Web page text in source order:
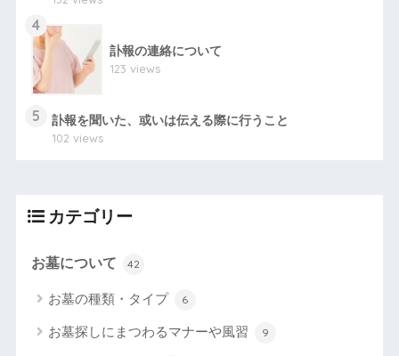
4
訃報の連絡について
123 views
5
訃報を聞いた、或いは伝える際に行うこと
102 views
カテゴリー
お墓について 42
お墓の種類・タイプ 6
お墓探しにまつわるマナーや風習 9